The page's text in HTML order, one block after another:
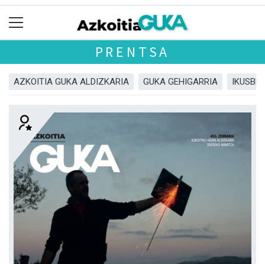
PRENTSA
AZKOITIA GUKA ALDIZKARIA GUKA GEHIGARRIA